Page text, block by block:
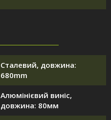
Сталевий, довжина:
680mm
Алюмінієвий виніс,
довжина: 80мм